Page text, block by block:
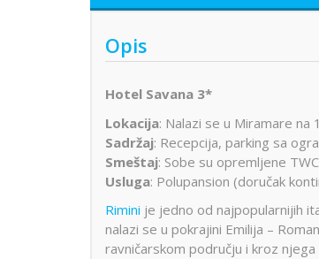
Opis
Hotel Savana 3*
Lokacija: Nalazi se u Miramare na
Sadržaj: Recepcija, parking sa
Smeštaj: Sobe su opremljene
Usluga: Polupansion (doručak
Rimini je jedno od najpopularnijih
nalazi se u pokrajini Emilija –
ravničarskom području i kroz